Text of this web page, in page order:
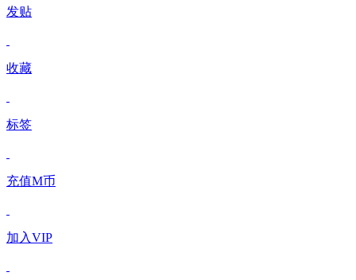
发贴
收藏
标签
充值M币
加入VIP